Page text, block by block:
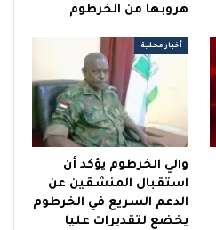
هروبها من الخرطوم
أخبار محلية
والي الخرطوم يؤكد أن
استقبال المنشقين عن
الدعم السريع في الخرطوم
يخضع لتقديرات عليا